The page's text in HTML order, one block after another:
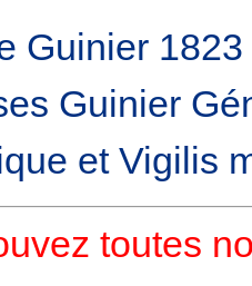
Guinier
Guinier
et Vigilis
toutes